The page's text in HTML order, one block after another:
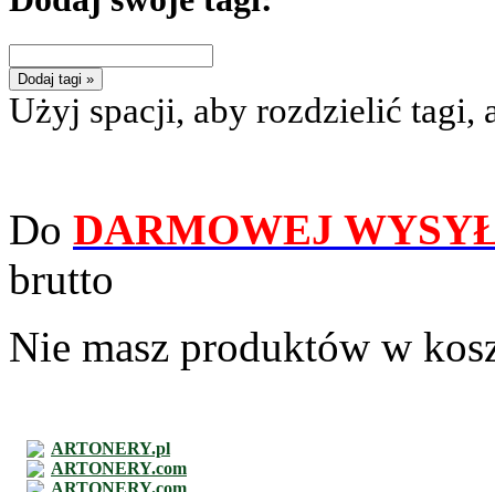
Dodaj tagi »
Użyj spacji, aby rozdzielić tagi,
Do DARMOWEJ
brutto
Nie masz produktów w
ARTONERY.pl
ARTONERY.com